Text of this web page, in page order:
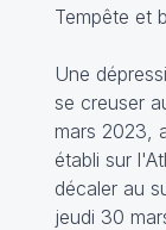
Tempête et
Une
se creuser
mars 2023,
établi sur
décaler au
jeudi 30